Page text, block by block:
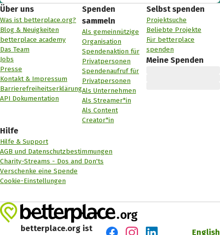
Über uns
Was ist betterplace.org?
Blog & Neuigkeiten
betterplace academy
Das Team
Jobs
Presse
Kontakt & Impressum
Barrierefreiheitserklärung
API Dokumentation
Spenden
sammeln
Als gemeinnützige
Organisation
Spendenaktion für
Privatpersonen
Spendenaufruf für
Privatpersonen
Als Unternehmen
Als Streamer*in
Als Content
Creator*in
Selbst spenden
Projektsuche
Beliebte Projekte
Für betterplace
spenden
Meine Spenden
Hilfe
Hilfe & Support
AGB und Datenschutzbestimmungen
Charity-Streams - Dos and Don'ts
Verschenke eine Spende
Cookie-Einstellungen
betterplace.org ist
English